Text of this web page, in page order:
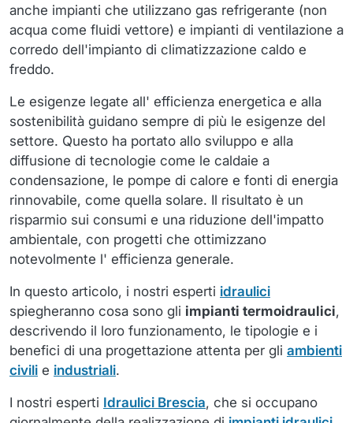
anche impianti che utilizzano gas refrigerante (non
acqua come fluidi vettore) e impianti di ventilazione a
corredo dell'impianto di climatizzazione caldo e
freddo.
Le esigenze legate all' efficienza energetica e alla
sostenibilità guidano sempre di più le esigenze del
settore. Questo ha portato allo sviluppo e alla
diffusione di tecnologie come le caldaie a
condensazione, le pompe di calore e fonti di energia
rinnovabile, come quella solare. Il risultato è un
risparmio sui consumi e una riduzione dell'impatto
ambientale, con progetti che ottimizzano
notevolmente l' efficienza generale.
In questo articolo, i nostri esperti idraulici
spiegheranno cosa sono gli impianti termoidraulici,
descrivendo il loro funzionamento, le tipologie e i
benefici di una progettazione attenta per gli ambienti
civili e industriali.
I nostri esperti Idraulici Brescia, che si occupano